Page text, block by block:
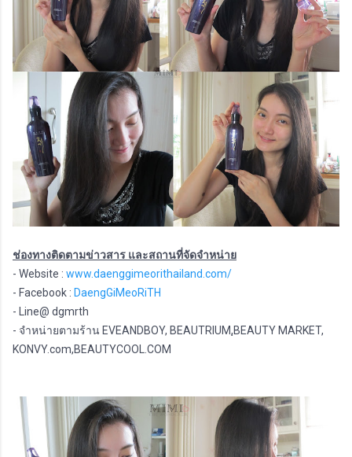
ช่องทางติดตามข่าวสาร และสถานที่จัดจำหน่าย
- Website : www.daenggimeorithailand.com/
- Facebook : DaengGiMeoRiTH
- Line@ dgmrth
- จำหน่ายตามร้าน EVEANDBOY, BEAUTRIUM,ฺBEAUTY MARKET,
KONVY.com,BEAUTYCOOL.COM